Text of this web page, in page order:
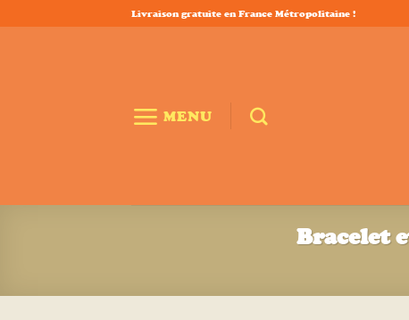
au
Livraison gratuite en France Métropolitaine !
MENU
Bracelet